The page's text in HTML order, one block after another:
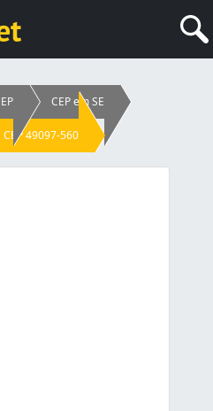
CEP em SE
CEP 49097-560